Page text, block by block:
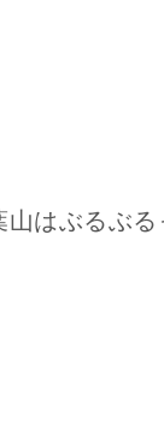
っとい